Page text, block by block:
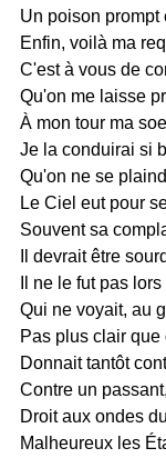
Un poison prompt
Enfin, voilà ma
C'est à vous de
Qu'on me laisse
À mon tour ma
Je la conduirai si
Qu'on ne se
Le Ciel eut pour
Souvent sa
Il devrait être
Il ne le fut pas
Qui ne voyait, au
Pas plus clair que
Donnait tantôt
Contre un
Droit aux ondes
Malheureux les